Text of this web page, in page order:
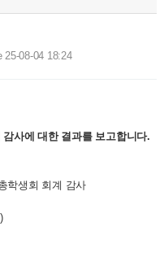
25-08-04 18:24
사에 대한 결과를 보고합니다.
학생회 회계 감사